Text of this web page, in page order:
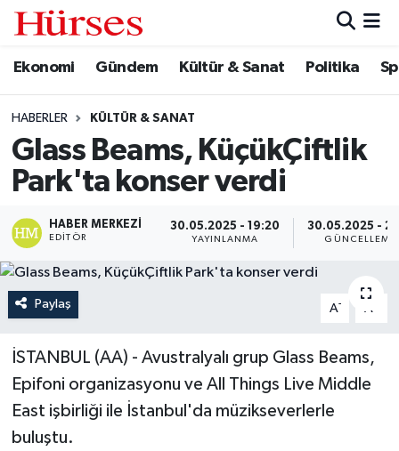
Ekonomi Gündem Kültür & Sanat Politika
HABERLER KÜLTÜR & SANAT
Glass Beams, KüçükÇiftlik
Park'ta konser verdi
HABER MERKEZI
EDITÖR
30.05.2025 - 19:20
YAYINLANMA
30.05.2025 -
GÜNCELLEME
Paylaş A- A
İSTANBUL (AA) - Avustralyalı grup Glass Beams,
Epifoni organizasyonu ve All Things Live Middle
East işbirliği ile İstanbul'da müzikseverlerle
buluştu.
Ekonomi
Gündem
Kültür & Sanat
Turizm
Hava Durumu
Trafik Durumu
Süper Lig Puan Durumu ve Fikstür
Haber Arşivi